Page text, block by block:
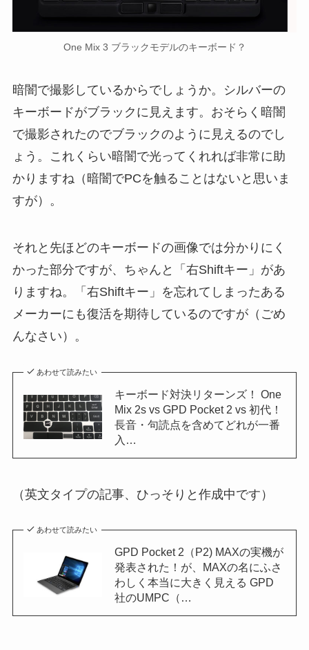
One Mix 3 ブラックモデルのキーボード？
暗闇で撮影しているからでしょうか。シルバーの
キーボードがブラックに見えます。おそらく暗闇
で撮影されたのでブラックのように見えるのでし
ょう。これくらい暗闇で光ってくれれば非常に助
かりますね（暗闇でPCを触ることはないと思いま
すが）。
それと先ほどのキーボードの画像では分かりにく
かった部分ですが、ちゃんと「右Shiftキー」があ
りますね。「右Shiftキー」を忘れてしまったある
メーカーにも復活を期待しているのですが（ごめ
んなさい）。
あわせて読みたい
キーボード対決リターンズ！ One
Mix 2s vs GPD Pocket 2 vs 初代！
長音・句読点を含めてどれが一番
入…
（英文タイプの記事、ひっそりと作成中です）
あわせて読みたい
GPD Pocket 2（P2) MAXの実機が
発表された！が、MAXの名にふさ
わしく本当に大きく見える GPD
社のUMPC（…